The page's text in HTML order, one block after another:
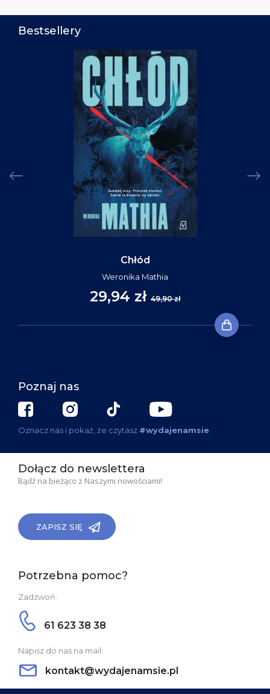
Bestsellery
Chłód
Weronika Mathia
29,94 zł 49,90 zł
Poznaj nas
Oznacz nas i pokaż, że czytasz #wydajenamsie
Dołącz do newslettera
Bądź na bieżąco z Naszymi nowościami!
ZAPISZ SIĘ
Potrzebna pomoc?
Zadzwoń:
61 623 38 38
Napisz do nas na mail:
kontakt@wydajenamsie.pl